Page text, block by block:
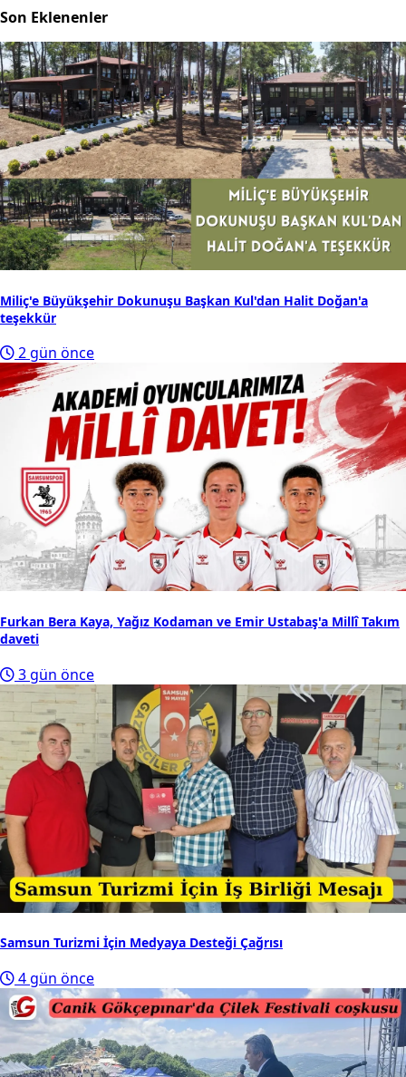
Son Eklenenler
Miliç'e Büyükşehir Dokunuşu Başkan Kul'dan Halit Doğan'a
teşekkür
2 gün önce
Furkan Bera Kaya, Yağız Kodaman ve Emir Ustabaş'a Millî Takım
daveti
3 gün önce
Samsun Turizmi İçin Medyaya Desteği Çağrısı
4 gün önce